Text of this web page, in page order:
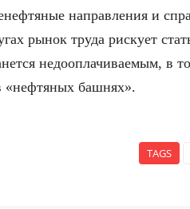
направления и
рынок труда рискует
недооплачиваемым, в
«нефтяных башнях».
TAGS